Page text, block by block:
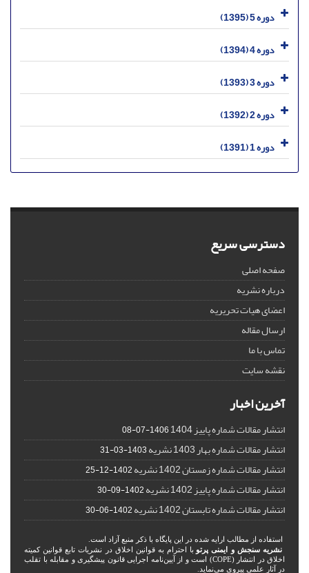
دوره 5 (1395)
دوره 4 (1394)
دوره 3 (1393)
دوره 2 (1392)
دوره 1 (1391)
دسترسی سریع
صفحه اصلی
درباره نشریه
اعضای هیات تحریریه
ارسال مقاله
تماس با ما
نقشه سایت
آخرین اخبار
انتشار مقالات شماره پاییز 1404 1406-07-08
انتشار مقالات شماره بهار 1403 نشریه 1403-03-31
انتشار مقالات شماره زمستان 1402 نشریه 1402-12-25
انتشار مقالات شماره پاییز 1402 نشریه 1402-09-30
انتشار مقالات شماره تابستان 1402 نشریه 1402-06-30
استفاده از مطالب ارایه شده در این پایگاه با ذکر منبع آزاد است.
نشریه سنجش و ایمنی پرتو با احترام به قوانین اخلاق در نشریات تابع قوانین کمیته
اخلاق در انتشار (COPE) است و از آیین‌نامه اجرایی قانون پیشگیری و مقابله با تقلب
در آثار علمی پیروی می‌نماید.